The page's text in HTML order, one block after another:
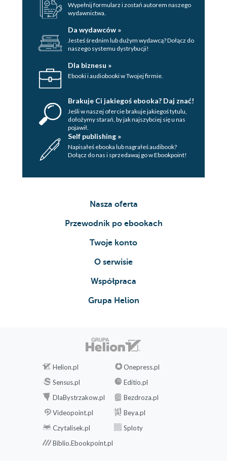
Wypełnij formularz i zostań autorem naszego
wydawnictwa.
Da wydawców »
Jesteś średnim lub dużym wydawcą? Dołącz do
naszego systemu dystrybucji!
Dla biznesu »
Ebooki i audiobooki w Twojej firmie.
Brakuje Ci jakiegoś ebooka? Daj znać!
Jeśli w naszej ofercie brakuje jakiegoś tytulu,
dołożymy starań, by jak najszybciej się u nas
pojawił.
Self publishing »
Napisałeś ebooka lub nagrałeś audibook?
Dołącz do nas i sprzedawaj go w Ebookpoint!
Nasza oferta
Przewodnik po ebookach
Twoje konto
O serwisie
Współpraca
Grupa Helion
Helion.pl
Onepress.pl
Sensus.pl
Editio.pl
DlaBystrzakow.pl
Bezdroza.pl
Videopoint.pl
Beya.pl
Czytalisek.pl
Sploty
Biblio.Ebookpoint.pl